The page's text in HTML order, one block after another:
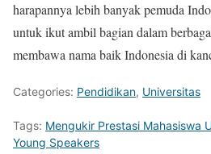
harapannya lebih banyak pemuda
untuk ikut ambil bagian dalam
membawa nama baik Indonesia di
Categories: Pendidikan, Universitas
Tags: Mengukir Prestasi Mahasiswa
Young Speakers